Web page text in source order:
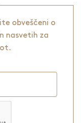
obveščeni o
nasvetih za